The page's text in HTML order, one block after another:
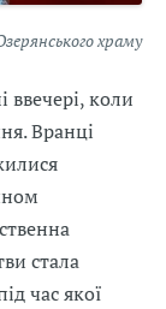
храму
ввечері, коли
Вранці
стала
час якої